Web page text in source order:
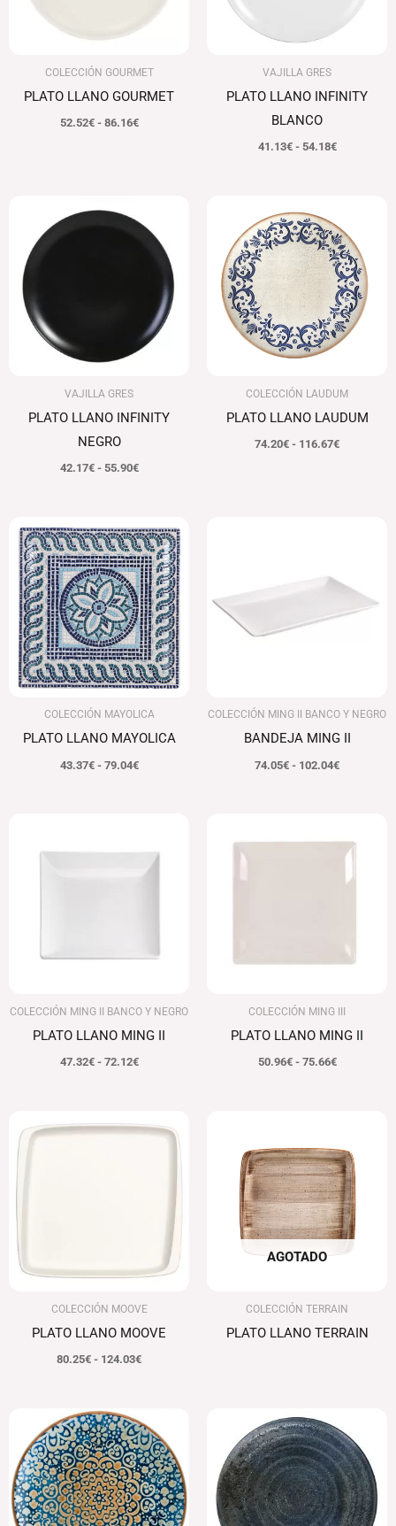
COLECCIÓN GOURMET
PLATO LLANO GOURMET
52.52€ - 86.16€
VAJILLA GRES
PLATO LLANO INFINITY
BLANCO
41.13€ - 54.18€
VAJILLA GRES
PLATO LLANO INFINITY
NEGRO
42.17€ - 55.90€
precios:
desde
42.17€
55.90€
COLECCIÓN LAUDUM
PLATO LLANO LAUDUM
74.20€ - 116.67€
precios:
desde
74.20€
hasta
116.67€
COLECCIÓN MAYOLICA
PLATO LLANO MAYOLICA
43.37€ - 79.04€
de
precios:
desde
43.37€
hasta
79.04€
COLECCIÓN MING II BANCO Y NEGRO
BANDEJA MING II
74.05€ - 102.04€
74.05€
hasta
102.04€
COLECCIÓN MING II BANCO Y NEGRO
PLATO LLANO MING II
47.32€ - 72.12€
precios:
desde
COLECCIÓN MING III
PLATO LLANO MING II
50.96€ - 75.66€
precios:
50.96€
COLECCIÓN MOOVE
PLATO LLANO MOOVE
80.25€ - 124.03€
de
124.03€
AGOTADO
COLECCIÓN TERRAIN
PLATO LLANO TERRAIN
de
precios:
desde
71.76€
hasta
107.28€
de
precios:
desde
42.17€
hasta
56.16€